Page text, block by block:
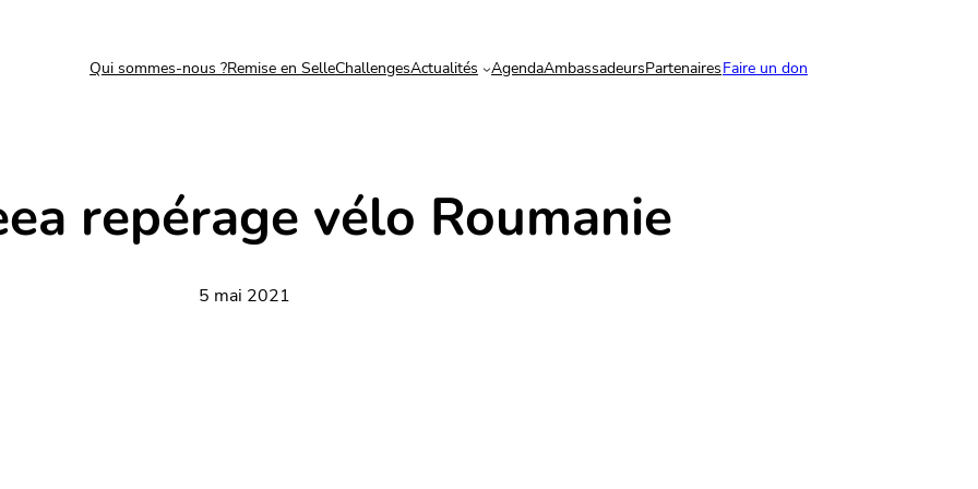
Qui sommes-nous ?Remise en SelleChallengesActualités AgendaAmbassadeursPartenairesFaire un don
repérage vélo Roumanie
5 mai 2021